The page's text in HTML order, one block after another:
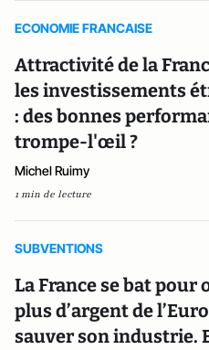
ECONOMIE FRANCAISE
Attractivité de la
les investissements
: des bonnes
trompe-l'œil ?
Michel Ruimy
1 min de lecture
SUBVENTIONS
La France se bat pour
plus d’argent de
sauver son industrie.